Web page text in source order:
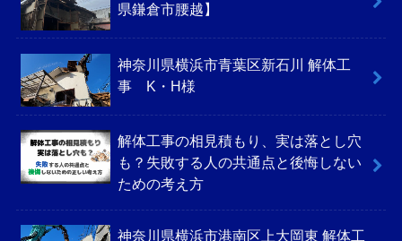
県鎌倉市腰越】
神奈川県横浜市青葉区新石川 解体工
事 K・H様
解体工事の相見積もり、実は落とし穴
も？失敗する人の共通点と後悔しない
ための考え方
神奈川県横浜市港南区上大岡東 解体工